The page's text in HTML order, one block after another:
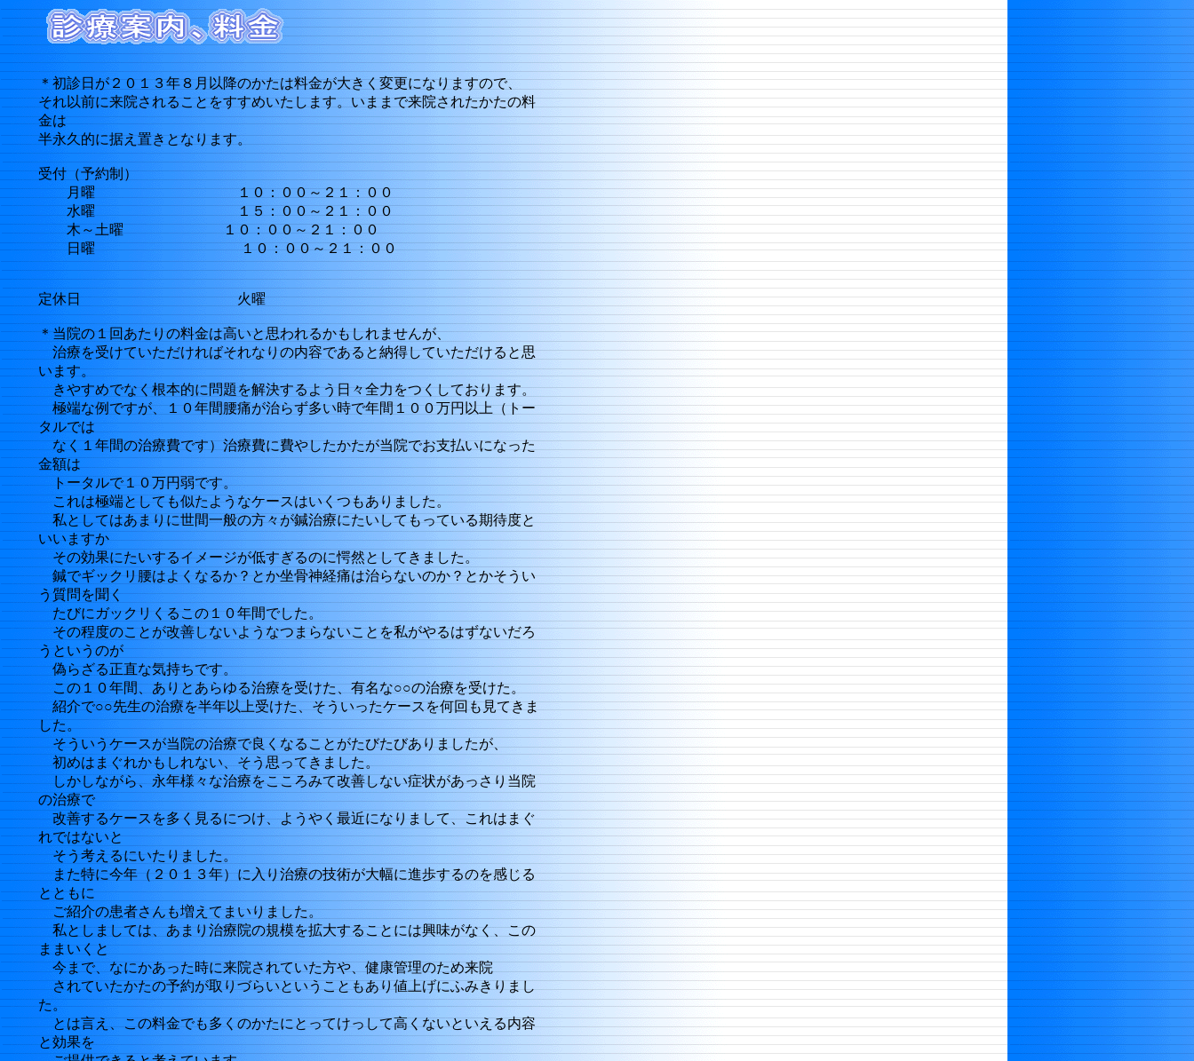
＊初診日が２０１３年８月以降のかたは料金が大きく変更になりますので、
それ以前に来院されることをすすめいたします。いままで来院されたかたの料
金は
半永久的に据え置きとなります。
受付（予約制）
月曜 １０：００～２１：００
水曜 １５：００～２１：００
木～土曜 １０：００～２１：００
日曜 １０：００～２１：００
定休日 火曜
＊当院の１回あたりの料金は高いと思われるかもしれませんが、
治療を受けていただければそれなりの内容であると納得していただけると思
います。
きやすめでなく根本的に問題を解決するよう日々全力をつくしております。
極端な例ですが、１０年間腰痛が治らず多い時で年間１００万円以上（トー
タルでは
なく１年間の治療費です）治療費に費やしたかたが当院でお支払いになった
金額は
トータルで１０万円弱です。
これは極端としても似たようなケースはいくつもありました。
私としてはあまりに世間一般の方々が鍼治療にたいしてもっている期待度と
いいますか
その効果にたいするイメージが低すぎるのに愕然としてきました。
鍼でギックリ腰はよくなるか？とか坐骨神経痛は治らないのか？とかそうい
う質問を聞く
たびにガックリくるこの１０年間でした。
その程度のことが改善しないようなつまらないことを私がやるはずないだろ
うというのが
偽らざる正直な気持ちです。
この１０年間、ありとあらゆる治療を受けた、有名な○○の治療を受けた。
紹介で○○先生の治療を半年以上受けた、そういったケースを何回も見てきま
した。
そういうケースが当院の治療で良くなることがたびたびありましたが、
初めはまぐれかもしれない、そう思ってきました。
しかしながら、永年様々な治療をこころみて改善しない症状があっさり当院
の治療で
改善するケースを多く見るにつけ、ようやく最近になりまして、これはまぐ
れではないと
そう考えるにいたりました。
また特に今年（２０１３年）に入り治療の技術が大幅に進歩するのを感じる
とともに
ご紹介の患者さんも増えてまいりました。
私としましては、あまり治療院の規模を拡大することには興味がなく、この
ままいくと
今まで、なにかあった時に来院されていた方や、健康管理のため来院
されていたかたの予約が取りづらいということもあり値上げにふみきりまし
た。
とは言え、この料金でも多くのかたにとってけっして高くないといえる内容
と効果を